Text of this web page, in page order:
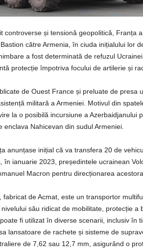
controverse și tensionă geopolitică, Franța
către Armenia, în ciuda inițialului lor
a fost determinată de refuzul
protecție împotriva focului de artilerie și
de Ouest France și preluate de presa
militară a Armeniei. Motivul din
la o posibilă incursiune a Azerbaidjanului
Nahicevan din sudul Armeniei.
anunțase inițial că va transfera 20 de
în ianuarie 2023, președintele ucrainean
Macron pentru direcționarea
fabricat de Acmat, este un transportor
său ridicat de mobilitate, protecție a
fi utilizat în diverse scenarii, inclusiv în
lansatoare de rachete și sisteme de
de 7,62 sau 12,7 mm, asigurând o